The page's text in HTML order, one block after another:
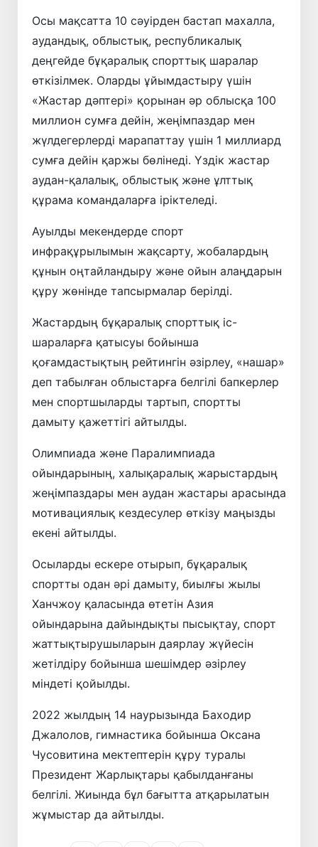
Осы мақсатта 10 сәуірден бастап махалла,
аудандық, облыстық, республикалық
деңгейде бұқаралық спорттық шаралар
өткізілмек. Оларды ұйымдастыру үшін
«Жастар дәптері» қорынан әр облысқа 100
миллион сумға дейін, жеңімпаздар мен
жүлдегерлерді марапаттау үшін 1 миллиард
сумға дейін қаржы бөлінеді. Үздік жастар
аудан-қалалық, облыстық және ұлттық
құрама командаларға іріктеледі.
Ауылды мекендерде спорт
инфрақұрылымын жақсарту, жобалардың
құнын оңтайландыру және ойын алаңдарын
құру жөнінде тапсырмалар берілді.
Жастардың бұқаралық спорттық іс-
шараларға қатысуы бойынша
қоғамдастықтың рейтингін әзірлеу, «нашар»
деп табылған облыстарға белгілі бапкерлер
мен спортшыларды тартып, спортты
дамыту қажеттігі айтылды.
Олимпиада және Паралимпиада
ойындарының, халықаралық жарыстардың
жеңімпаздары мен аудан жастары арасында
мотивациялық кездесулер өткізу маңызды
екені айтылды.
Осыларды ескере отырып, бұқаралық
спортты одан әрі дамыту, биылғы жылы
Ханчжоу қаласында өтетін Азия
ойындарына дайындықты пысықтау, спорт
жаттықтырушыларын даярлау жүйесін
жетілдіру бойынша шешімдер әзірлеу
міндеті қойылды.
2022 жылдың 14 наурызында Баходир
Джалолов, гимнастика бойынша Оксана
Чусовитина мектептерін құру туралы
Президент Жарлықтары қабылданғаны
белгілі. Жиында бұл бағытта атқарылатын
жұмыстар да айтылды.